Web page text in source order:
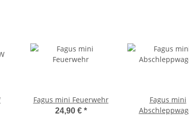
Fagus mini Feuerwehr
24,90 € *
Fagus mini